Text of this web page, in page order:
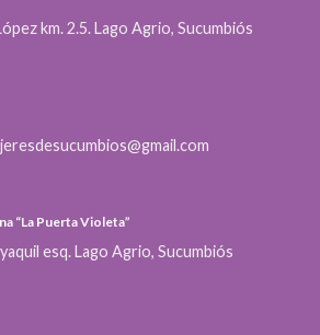
km. 2.5. Lago Agrio, Sucumbiós
“La Puerta Violeta”
esq. Lago Agrio, Sucumbiós